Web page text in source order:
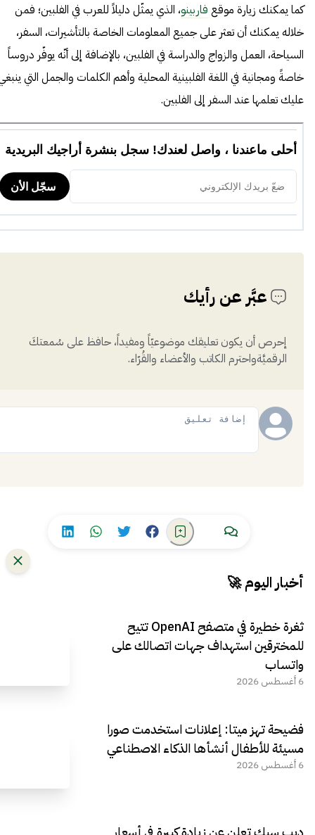
كما يمكنك زيارة موقع فاربينو، الذي يمثّل دليلاً للعرب في الفلبين؛ فمن
خلاله يمكنك أن تعثر على جميع المعلومات الخاصة بالتأشيرات، السفر،
السياحة، العمل والزواج والدراسة في الفلبين، بالإضافة إلى أنّه يوفّر دروساً
خاصةً ومجانية في اللغة الفلبينية المحلية وأهم الكلمات والجمل التي
عليك تعلمها عند السفر إلى الفلبين.
عبَّر عن رأيك
إحرص أن يكون تعليقك موضوعيّاً ومفيداً، حافظ على سُمعتكَ
الرقميَّةواحترم الكاتب والأعضاء والقُرّاء.
أخبار اليوم 🚀
ثغرة خطيرة في متصفح OpenAI تتيح
للمخترقين استهداف جهات اتصالك على
واتساب
6 أغسطس 2026
فضيحة تهز ميتا: إعلانات استخدمت صورا
مسيئة للأطفال أنشأها الذكاء الاصطناعي
6 أغسطس 2026